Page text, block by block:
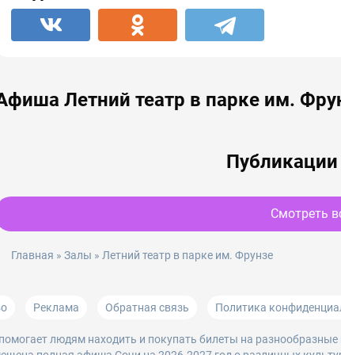
Летний театр в парке им.
Смотреть
Главная » Залы » Летний театр в парке им. Фрунзе
Реклама Обратная связь Политика
людям находить и покупать билеты на